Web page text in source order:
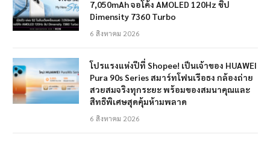
7,050mAh จอโค้ง AMOLED 120Hz ชิป
Dimensity 7360 Turbo
6 สิงหาคม 2026
โปรแรงแห่งปีที่ Shopee! เป็นเจ้าของ HUAWEI
Pura 90s Series สมาร์ทโฟนเรือธง กล้องถ่าย
สวยสมจริงทุกระยะ พร้อมของสมนาคุณและ
สิทธิพิเศษสุดคุ้มห้ามพลาด
6 สิงหาคม 2026